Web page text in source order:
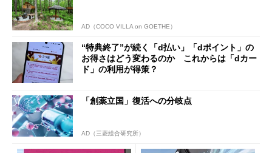
AD（COCO VILLA on GOETHE）
“特典終了”が続く「d払い」「dポイント」の
お得さはどう変わるのか これからは「dカー
ド」の利用が得策？
「創薬立国」復活への分岐点
AD（三菱総合研究所）